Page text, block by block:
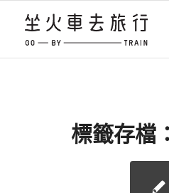
標籤存檔